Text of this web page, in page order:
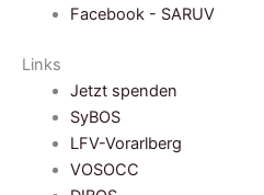
Facebook - SARUV
Links
Jetzt spenden
SyBOS
LFV-Vorarlberg
VOSOCC